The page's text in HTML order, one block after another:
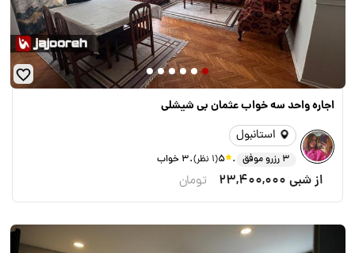
اجاره واحد سه خواب عثمان بی شیشلی
استانبول
3 رزرو موفق .
5(1 نظر) .۳ خواب
از شبی 23,400,000 تومان